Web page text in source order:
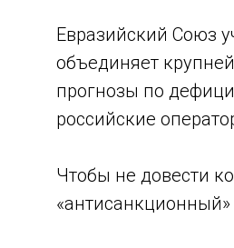
Евразийский Союз
объединяет
прогнозы по
российские
Чтобы не довести